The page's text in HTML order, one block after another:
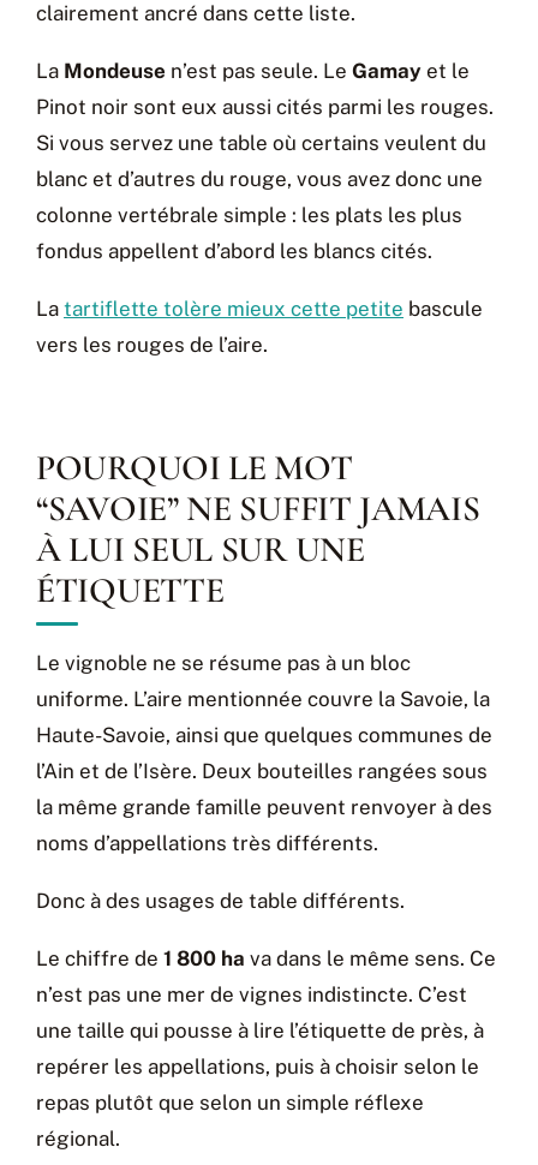
clairement ancré dans cette liste.
La Mondeuse n’est pas seule. Le Gamay et le
Pinot noir sont eux aussi cités parmi les rouges.
Si vous servez une table où certains veulent du
blanc et d’autres du rouge, vous avez donc une
colonne vertébrale simple : les plats les plus
fondus appellent d’abord les blancs cités.
La tartiflette tolère mieux cette petite bascule
vers les rouges de l’aire.
POURQUOI LE MOT
“SAVOIE” NE SUFFIT JAMAIS
À LUI SEUL SUR UNE
ÉTIQUETTE
Le vignoble ne se résume pas à un bloc
uniforme. L’aire mentionnée couvre la Savoie, la
Haute-Savoie, ainsi que quelques communes de
l’Ain et de l’Isère. Deux bouteilles rangées sous
la même grande famille peuvent renvoyer à des
noms d’appellations très différents.
Donc à des usages de table différents.
Le chiffre de 1 800 ha va dans le même sens. Ce
n’est pas une mer de vignes indistincte. C’est
une taille qui pousse à lire l’étiquette de près, à
repérer les appellations, puis à choisir selon le
repas plutôt que selon un simple réflexe
régional.